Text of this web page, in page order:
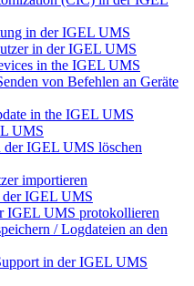
in der IGEL UMS
in der IGEL UMS
in the IGEL UMS
von Befehlen an Geräte
in the IGEL UMS
UMS
IGEL UMS löschen
importieren
der IGEL UMS
IGEL UMS protokollieren
/ Logdateien an den
in der IGEL UMS